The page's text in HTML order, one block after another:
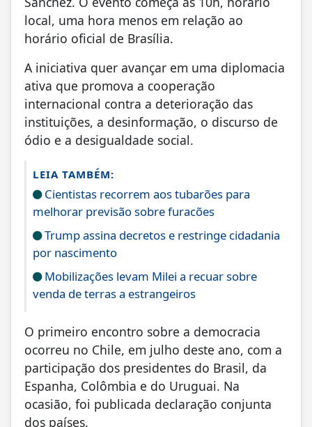
local, uma hora menos em relação ao
horário oficial de Brasília.
A iniciativa quer avançar em uma diplomacia
ativa que promova a cooperação
internacional contra a deterioração das
instituições, a desinformação, o discurso de
ódio e a desigualdade social.
LEIA TAMBÉM:
Cientistas recorrem aos tubarões para
melhorar previsão sobre furacões
Trump assina decretos e restringe cidadania
por nascimento
Mobilizações levam Milei a recuar sobre
venda de terras a estrangeiros
O primeiro encontro sobre a democracia
ocorreu no Chile, em julho deste ano, com a
participação dos presidentes do Brasil, da
Espanha, Colômbia e do Uruguai. Na
ocasião, foi publicada declaração conjunta
dos países.